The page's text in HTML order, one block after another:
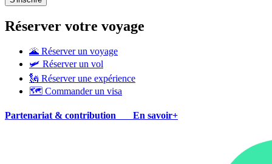
Réserver votre voyage
🌋 Réserver un voyage
🛩 Réserver un vol
🗽 Réserver une expérience
🗺 Commander un visa
Partenariat & contribution En savoir+